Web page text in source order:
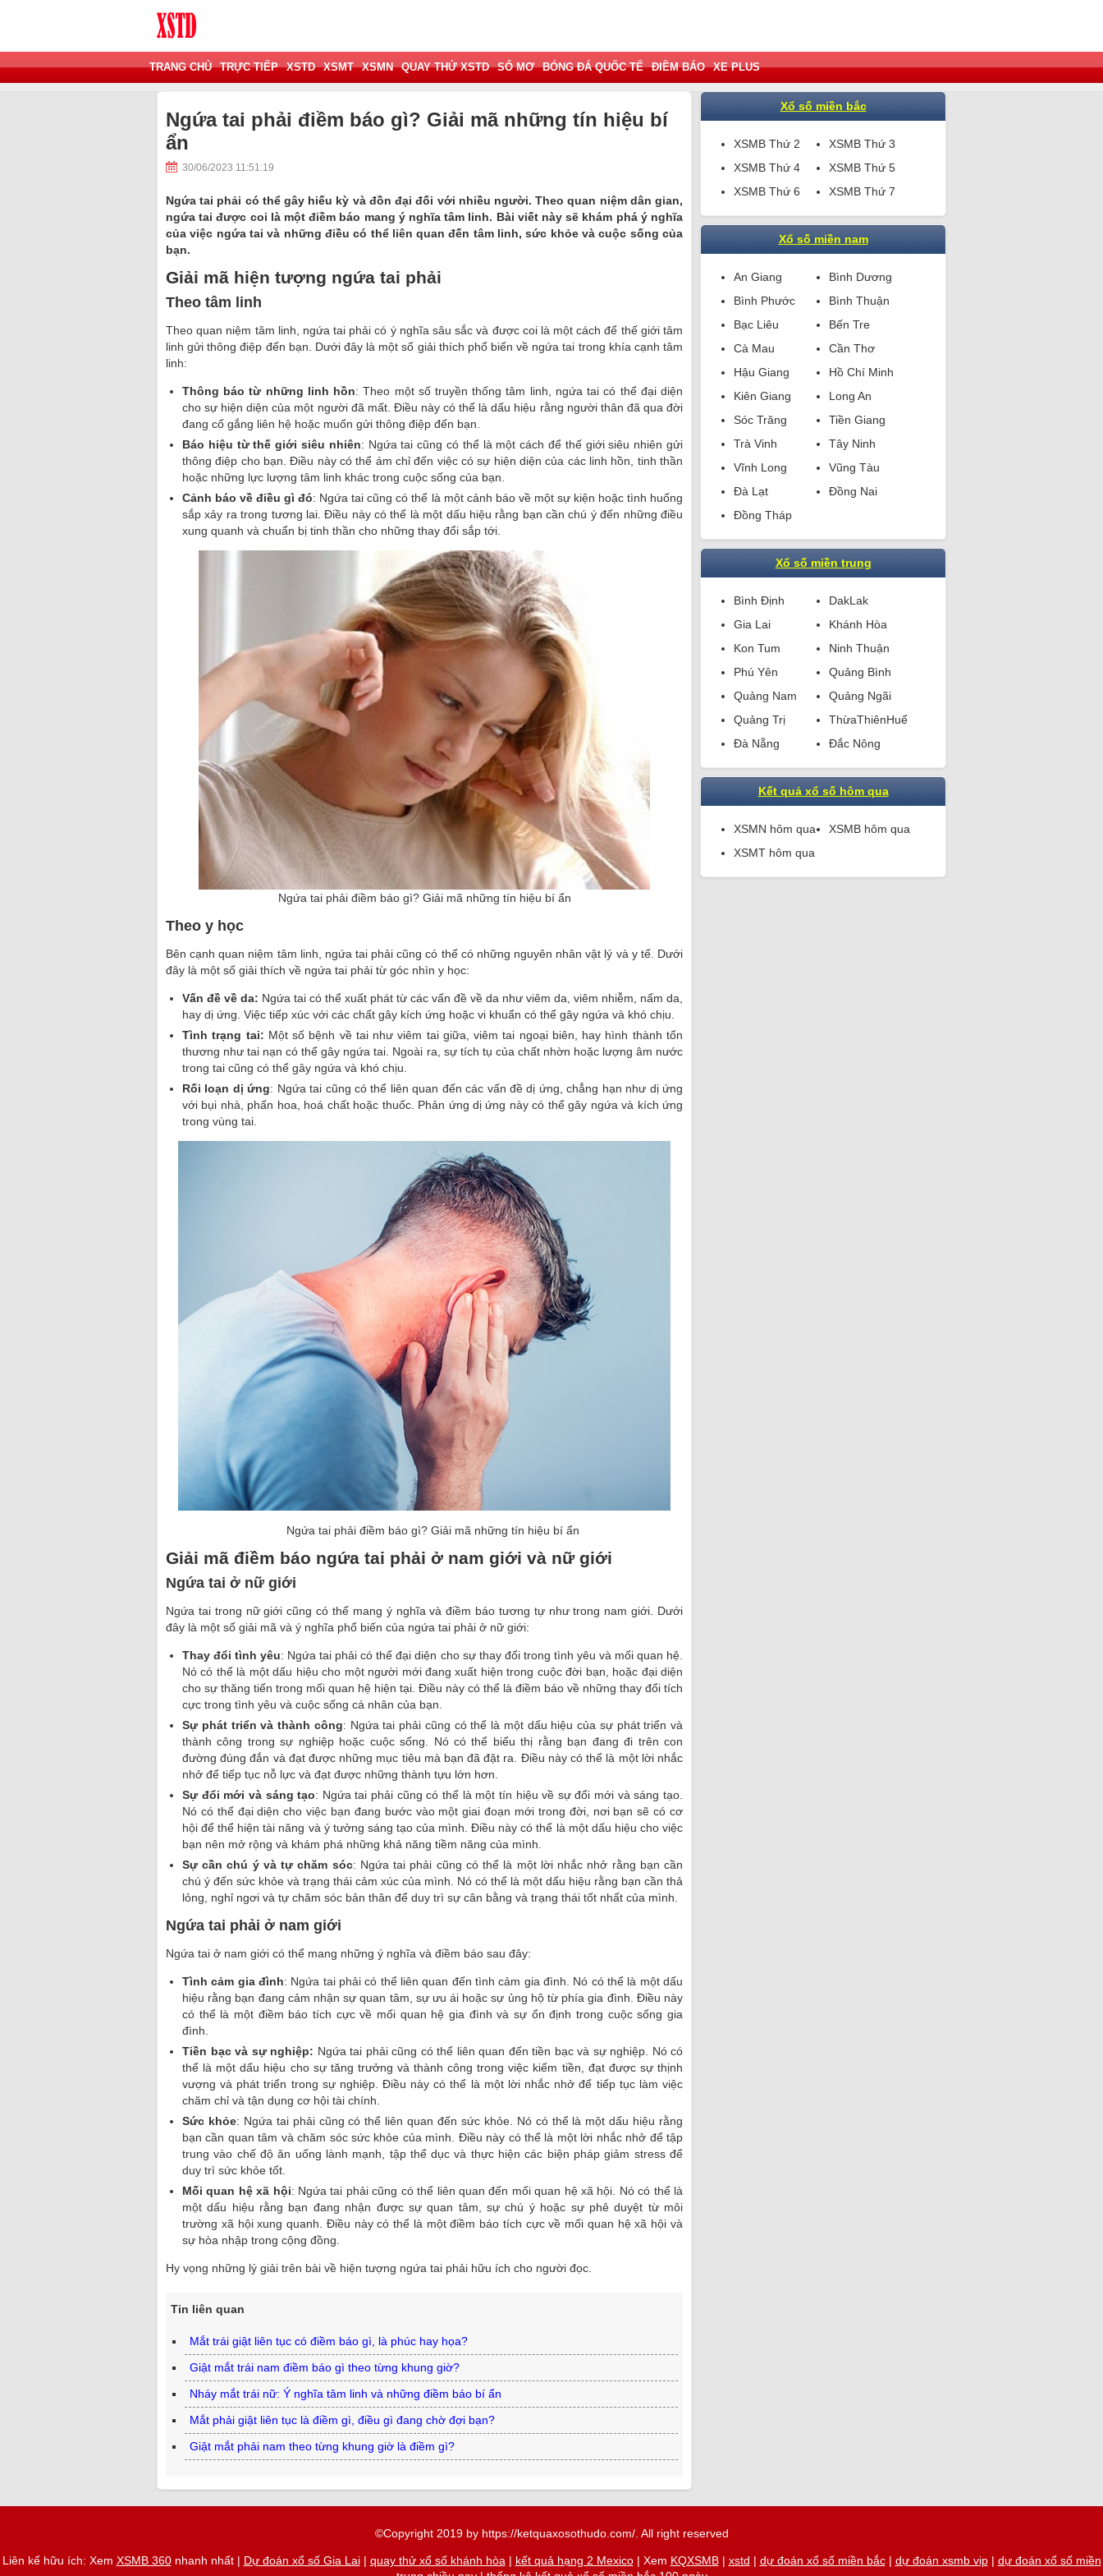
TRANG CHỦ TRỰC TIẾP XSTD XSMT XSMN QUAY THỬ XSTD SỔ MƠ BÓNG ĐÁ QUỐC TẾ ĐIỀM BÁO XE PLUS
Ngứa tai phải điềm báo gì? Giải mã những tín hiệu bí
ẩn
30/06/2023 11:51:19
Ngứa tai phải có thể gây hiếu kỳ và đồn đại đối với nhiều người. Theo quan niệm dân gian,
ngứa tai được coi là một điềm báo mang ý nghĩa tâm linh. Bài viết này sẽ khám phá ý nghĩa
của việc ngứa tai và những điều có thể liên quan đến tâm linh, sức khỏe và cuộc sống của
bạn.
Giải mã hiện tượng ngứa tai phải
Theo tâm linh
Theo quan niệm tâm linh, ngứa tai phải có ý nghĩa sâu sắc và được coi là một cách để thế giới tâm
linh gửi thông điệp đến bạn. Dưới đây là một số giải thích phổ biến về ngứa tai trong khía cạnh tâm
linh:
Thông báo từ những linh hồn: Theo một số truyền thống tâm linh, ngứa tai có thể đại diện
cho sự hiện diện của một người đã mất. Điều này có thể là dấu hiệu rằng người thân đã qua đời
đang cố gắng liên hệ hoặc muốn gửi thông điệp đến bạn.
Báo hiệu từ thế giới siêu nhiên: Ngứa tai cũng có thể là một cách để thế giới siêu nhiên gửi
thông điệp cho bạn. Điều này có thể ám chỉ đến việc có sự hiện diện của các linh hồn, tinh thần
hoặc những lực lượng tâm linh khác trong cuộc sống của bạn.
Cảnh báo về điều gì đó: Ngứa tai cũng có thể là một cảnh báo về một sự kiện hoặc tình huống
sắp xảy ra trong tương lai. Điều này có thể là một dấu hiệu rằng bạn cần chú ý đến những điều
xung quanh và chuẩn bị tinh thần cho những thay đổi sắp tới.
Ngứa tai phải điềm báo gì? Giải mã những tín hiệu bí ẩn
Theo y học
Bên cạnh quan niệm tâm linh, ngứa tai phải cũng có thể có những nguyên nhân vật lý và y tế. Dưới
đây là một số giải thích về ngứa tai phải từ góc nhìn y học:
Vấn đề về da: Ngứa tai có thể xuất phát từ các vấn đề về da như viêm da, viêm nhiễm, nấm da,
hay dị ứng. Việc tiếp xúc với các chất gây kích ứng hoặc vi khuẩn có thể gây ngứa và khó chịu.
Tình trạng tai: Một số bệnh về tai như viêm tai giữa, viêm tai ngoại biên, hay hình thành tổn
thương như tai nạn có thể gây ngứa tai. Ngoài ra, sự tích tụ của chất nhờn hoặc lượng âm nước
trong tai cũng có thể gây ngứa và khó chịu.
Rối loạn dị ứng: Ngứa tai cũng có thể liên quan đến các vấn đề dị ứng, chẳng hạn như dị ứng
với bụi nhà, phấn hoa, hoá chất hoặc thuốc. Phản ứng dị ứng này có thể gây ngứa và kích ứng
trong vùng tai.
Ngứa tai phải điềm báo gì? Giải mã những tín hiệu bí ẩn
Giải mã điềm báo ngứa tai phải ở nam giới và nữ giới
Ngứa tai ở nữ giới
Ngứa tai trong nữ giới cũng có thể mang ý nghĩa và điềm báo tương tự như trong nam giới. Dưới
đây là một số giải mã và ý nghĩa phổ biến của ngứa tai phải ở nữ giới:
Thay đổi tình yêu: Ngứa tai phải có thể đại diện cho sự thay đổi trong tình yêu và mối quan hệ.
Nó có thể là một dấu hiệu cho một người mới đang xuất hiện trong cuộc đời bạn, hoặc đại diện
cho sự thăng tiến trong mối quan hệ hiện tại. Điều này có thể là điềm báo về những thay đổi tích
cực trong tình yêu và cuộc sống cá nhân của bạn.
Sự phát triển và thành công: Ngứa tai phải cũng có thể là một dấu hiệu của sự phát triển và
thành công trong sự nghiệp hoặc cuộc sống. Nó có thể biểu thị rằng bạn đang đi trên con
đường đúng đắn và đạt được những mục tiêu mà bạn đã đặt ra. Điều này có thể là một lời nhắc
nhở để tiếp tục nỗ lực và đạt được những thành tựu lớn hơn.
Sự đổi mới và sáng tạo: Ngứa tai phải cũng có thể là một tín hiệu về sự đổi mới và sáng tạo.
Nó có thể đại diện cho việc bạn đang bước vào một giai đoạn mới trong đời, nơi bạn sẽ có cơ
hội để thể hiện tài năng và ý tưởng sáng tạo của mình. Điều này có thể là một dấu hiệu cho việc
bạn nên mở rộng và khám phá những khả năng tiềm năng của mình.
Sự cần chú ý và tự chăm sóc: Ngứa tai phải cũng có thể là một lời nhắc nhở rằng bạn cần
chú ý đến sức khỏe và trạng thái cảm xúc của mình. Nó có thể là một dấu hiệu rằng bạn cần thả
lỏng, nghỉ ngơi và tự chăm sóc bản thân để duy trì sự cân bằng và trạng thái tốt nhất của mình.
Ngứa tai phải ở nam giới
Ngứa tai ở nam giới có thể mang những ý nghĩa và điềm báo sau đây:
Tình cảm gia đình: Ngứa tai phải có thể liên quan đến tình cảm gia đình. Nó có thể là một dấu
hiệu rằng bạn đang cảm nhận sự quan tâm, sự ưu ái hoặc sự ủng hộ từ phía gia đình. Điều này
có thể là một điềm báo tích cực về mối quan hệ gia đình và sự ổn định trong cuộc sống gia
đình.
Tiền bạc và sự nghiệp: Ngứa tai phải cũng có thể liên quan đến tiền bạc và sự nghiệp. Nó có
thể là một dấu hiệu cho sự tăng trưởng và thành công trong việc kiếm tiền, đạt được sự thịnh
vượng và phát triển trong sự nghiệp. Điều này có thể là một lời nhắc nhở để tiếp tục làm việc
chăm chỉ và tận dụng cơ hội tài chính.
Sức khỏe: Ngứa tai phải cũng có thể liên quan đến sức khỏe. Nó có thể là một dấu hiệu rằng
bạn cần quan tâm và chăm sóc sức khỏe của mình. Điều này có thể là một lời nhắc nhở để tập
trung vào chế độ ăn uống lành mạnh, tập thể dục và thực hiện các biện pháp giảm stress để
duy trì sức khỏe tốt.
Mối quan hệ xã hội: Ngứa tai phải cũng có thể liên quan đến mối quan hệ xã hội. Nó có thể là
một dấu hiệu rằng bạn đang nhận được sự quan tâm, sự chú ý hoặc sự phê duyệt từ môi
trường xã hội xung quanh. Điều này có thể là một điềm báo tích cực về mối quan hệ xã hội và
sự hòa nhập trong cộng đồng.
Hy vọng những lý giải trên bài về hiện tượng ngứa tai phải hữu ích cho người đọc.
Tin liên quan
Mắt trái giật liên tục có điềm báo gì, là phúc hay họa?
Giật mắt trái nam điềm báo gì theo từng khung giờ?
Nháy mắt trái nữ: Ý nghĩa tâm linh và những điềm báo bí ẩn
Mắt phải giật liên tục là điềm gì, điều gì đang chờ đợi bạn?
Giật mắt phải nam theo từng khung giờ là điềm gì?
Xổ số miền bắc
XSMB Thứ 2
XSMB Thứ 3
XSMB Thứ 4
XSMB Thứ 5
XSMB Thứ 6
XSMB Thứ 7
Xổ số miền nam
An Giang
Bình Dương
Bình Phước
Bình Thuận
Bạc Liêu
Bến Tre
Cà Mau
Cần Thơ
Hậu Giang
Hồ Chí Minh
Kiên Giang
Long An
Sóc Trăng
Tiền Giang
Trà Vinh
Tây Ninh
Vĩnh Long
Vũng Tàu
Đà Lạt
Đồng Nai
Đồng Tháp
Xổ số miền trung
Bình Định
DakLak
Gia Lai
Khánh Hòa
Kon Tum
Ninh Thuận
Phú Yên
Quảng Bình
Quảng Nam
Quảng Ngãi
Quảng Trị
ThừaThiênHuế
Đà Nẵng
Đắc Nông
Kết quả xổ số hôm qua
XSMN hôm qua
XSMB hôm qua
XSMT hôm qua
©Copyright 2019 by https://ketquaxosothudo.com/. All right reserved
Liên kế hữu ích: Xem XSMB 360nhanh nhất | Dự đoán xổ số Gia Lai| quay thử xổ số khánh hòa| kết quả hạng 2 Mexico| Xem KQXSMB| xstd | dự đoán xổ số miền bắc| dự đoán xsmb vip| dự đoán xổ số miền